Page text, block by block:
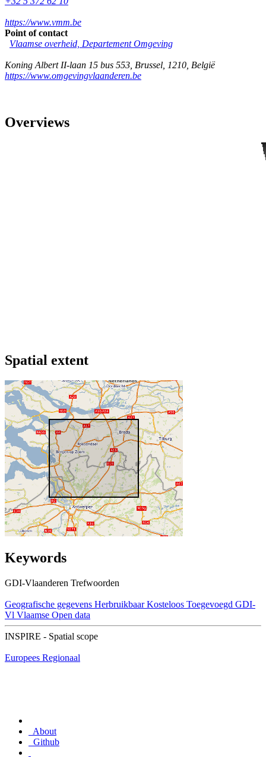
https://www.vmm.be
Point of contact
Vlaamse overheid, Departement Omgeving
Koning Albert II-laan 15 bus 553 Brussel 1210 België
https://www.omgevingvlaanderen.be
Overviews
Spatial extent
Keywords
GDI-Vlaanderen Trefwoorden
Geografische gegevens Herbruikbaar Kosteloos Toegevoegd GDI-
Vl Vlaamse Open data
INSPIRE - Spatial scope
Europees Regionaal
About
Github